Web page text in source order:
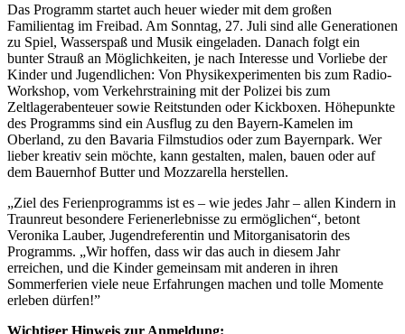
Das Programm startet auch heuer wieder mit dem großen
Familientag im Freibad. Am Sonntag, 27. Juli sind alle Generationen
zu Spiel, Wasserspaß und Musik eingeladen. Danach folgt ein
bunter Strauß an Möglichkeiten, je nach Interesse und Vorliebe der
Kinder und Jugendlichen: Von Physikexperimenten bis zum Radio-
Workshop, vom Verkehrstraining mit der Polizei bis zum
Zeltlagerabenteuer sowie Reitstunden oder Kickboxen. Höhepunkte
des Programms sind ein Ausflug zu den Bayern-Kamelen im
Oberland, zu den Bavaria Filmstudios oder zum Bayernpark. Wer
lieber kreativ sein möchte, kann gestalten, malen, bauen oder auf
dem Bauernhof Butter und Mozzarella herstellen.
„Ziel des Ferienprogramms ist es – wie jedes Jahr – allen Kindern in
Traunreut besondere Ferienerlebnisse zu ermöglichen“, betont
Veronika Lauber, Jugendreferentin und Mitorganisatorin des
Programms. „Wir hoffen, dass wir das auch in diesem Jahr
erreichen, und die Kinder gemeinsam mit anderen in ihren
Sommerferien viele neue Erfahrungen machen und tolle Momente
erleben dürfen!”
Wichtiger Hinweis zur Anmeldung: